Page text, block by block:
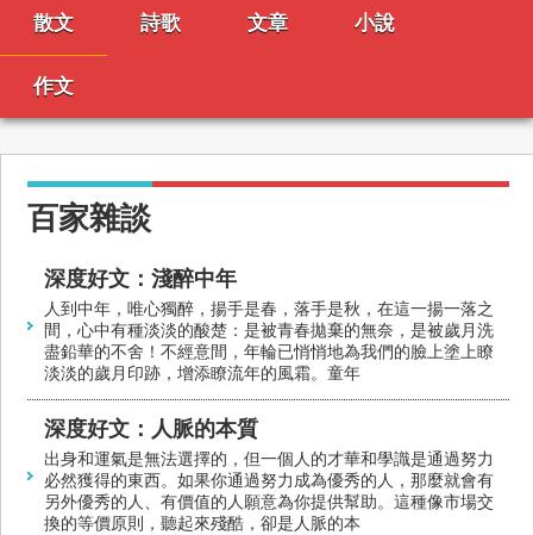
散文 詩歌 文章 小說
作文
百家雜談
深度好文：淺醉中年
人到中年，唯心獨醉，揚手是春，落手是秋，在這一揚一落之
間，心中有種淡淡的酸楚：是被青春拋棄的無奈，是被歲月洗
盡鉛華的不舍！不經意間，年輪已悄悄地為我們的臉上塗上瞭
淡淡的歲月印跡，增添瞭流年的風霜。童年
深度好文：人脈的本質
出身和運氣是無法選擇的，但一個人的才華和學識是通過努力
必然獲得的東西。如果你通過努力成為優秀的人，那麼就會有
另外優秀的人、有價值的人願意為你提供幫助。這種像市場交
換的等價原則，聽起來殘酷，卻是人脈的本